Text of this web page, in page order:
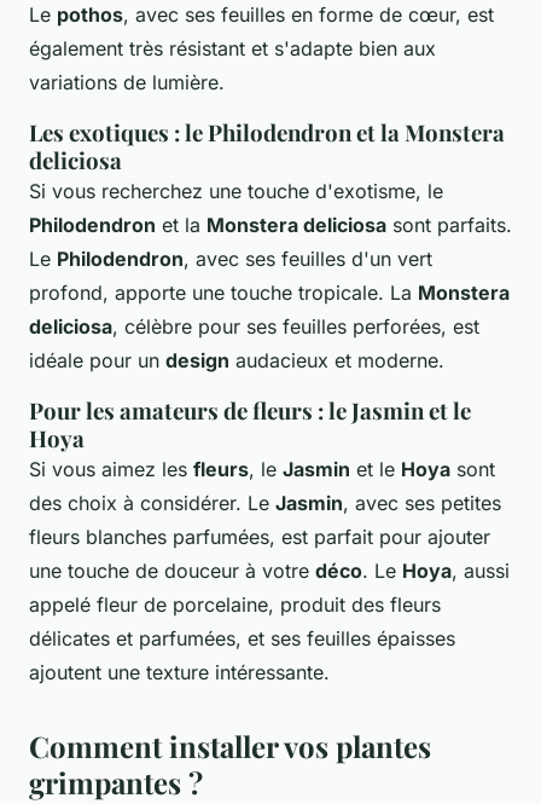
Le pothos, avec ses feuilles en forme de cœur, est
également très résistant et s'adapte bien aux
variations de lumière.
Les exotiques : le Philodendron et la Monstera
deliciosa
Si vous recherchez une touche d'exotisme, le
Philodendron et la Monstera deliciosa sont parfaits.
Le Philodendron, avec ses feuilles d'un vert
profond, apporte une touche tropicale. La Monstera
deliciosa, célèbre pour ses feuilles perforées, est
idéale pour un design audacieux et moderne.
Pour les amateurs de fleurs : le Jasmin et le
Hoya
Si vous aimez les fleurs, le Jasmin et le Hoya sont
des choix à considérer. Le Jasmin, avec ses petites
fleurs blanches parfumées, est parfait pour ajouter
une touche de douceur à votre déco. Le Hoya, aussi
appelé fleur de porcelaine, produit des fleurs
délicates et parfumées, et ses feuilles épaisses
ajoutent une texture intéressante.
Comment installer vos plantes
grimpantes ?